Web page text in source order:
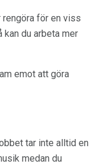
rengöra för en viss
kan du arbeta mer
emot att göra
tar inte alltid en
medan du